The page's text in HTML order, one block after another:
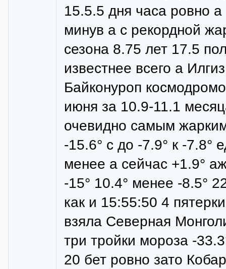
15.5.5 дня часа ровно
минув а с рекордной
сезона 8.75 лет 17.5
известнее всего а
Байконуроп
июня за 10.9-11.1
очевидно самым
-15.6° с до -7.9° к -7.8°
менее а сейчас +1.9°
-15° 10.4° менее -8.5°
как и 15:55:50 4
взяла Северная
три тройки мороза -
20 бет ровно зато